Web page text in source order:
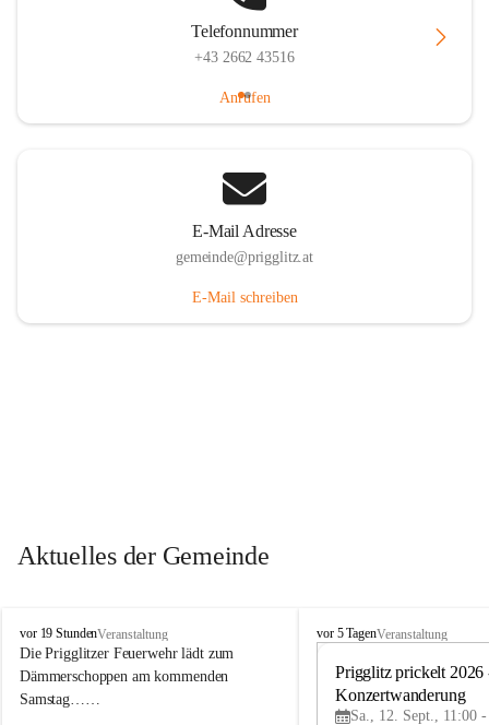
Telefonnummer
+43 2662 43516
Anrufen
E-Mail Adresse
gemeinde@prigglitz.at
E-Mail schreiben
Aktuelles der Gemeinde
P
r
i
g
vor 19 StundenVeranstaltung
Die Prigglitzer Feuerwehr lädt zum
Dämmerschoppen am kommenden
Samstag……
P
vor 5 TagenVeranstaltung
Prigglitz prickelt 2026
Konzertwanderung
Sa., 12. Sept., 11:00